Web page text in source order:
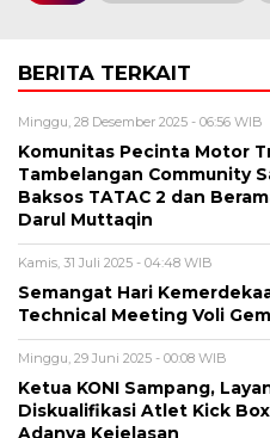
BERITA TERKAIT
Minggu, 28 Desember 2025 - 06:56 WIB
Komunitas Pecinta Motor
Tambelangan Community
Baksos TATAC 2 dan
Darul Muttaqin
Kamis, 31 Juli 2025 - 04:48 WIB
Semangat Hari
Technical Meeting Voli
Minggu, 29 Juni 2025 - 00:08 WIB
Ketua KONI Sampang,
Diskualifikasi Atlet Kick
Adanya Kejelasan